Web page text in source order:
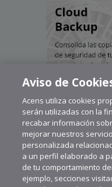
Aviso de
Acens utiliza cookies
serán utilizadas con la
recabar información
mejorar nuestros
personalizada
a un perfil elaborado a
de tu comportamiento
ejemplo, secciones